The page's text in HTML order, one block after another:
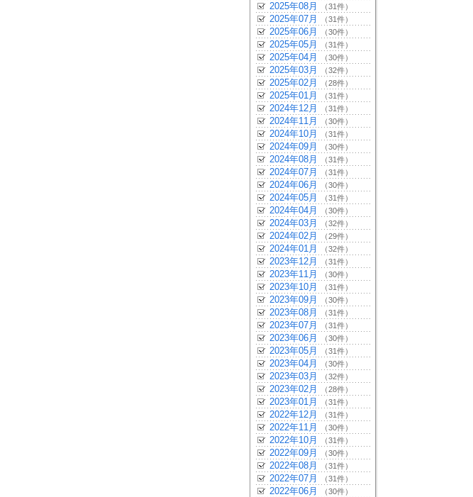
2025年08月 （31件）
2025年07月 （31件）
2025年06月 （30件）
2025年05月 （31件）
2025年04月 （30件）
2025年03月 （32件）
2025年02月 （28件）
2025年01月 （31件）
2024年12月 （31件）
2024年11月 （30件）
2024年10月 （31件）
2024年09月 （30件）
2024年08月 （31件）
2024年07月 （31件）
2024年06月 （30件）
2024年05月 （31件）
2024年04月 （30件）
2024年03月 （32件）
2024年02月 （29件）
2024年01月 （32件）
2023年12月 （31件）
2023年11月 （30件）
2023年10月 （31件）
2023年09月 （30件）
2023年08月 （31件）
2023年07月 （31件）
2023年06月 （30件）
2023年05月 （31件）
2023年04月 （30件）
2023年03月 （32件）
2023年02月 （28件）
2023年01月 （31件）
2022年12月 （31件）
2022年11月 （30件）
2022年10月 （31件）
2022年09月 （30件）
2022年08月 （31件）
2022年07月 （31件）
2022年06月 （30件）